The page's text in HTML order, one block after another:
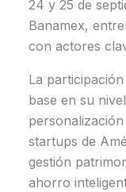
24 y 25 de
Banamex,
con actores
La
base en su
startups de
gestión
ahorro